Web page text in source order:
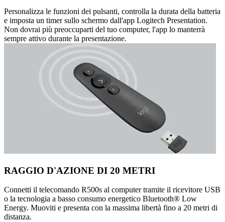
Personalizza le funzioni dei pulsanti, controlla la durata della batteria
e imposta un timer sullo schermo dall'app Logitech Presentation.
Non dovrai più preoccuparti del tuo computer, l'app lo manterrà
sempre attivo durante la presentazione.
RAGGIO D'AZIONE DI 20 METRI
Connetti il telecomando R500s al computer tramite il ricevitore USB
o la tecnologia a basso consumo energetico Bluetooth® Low
Energy. Muoviti e presenta con la massima libertà fino a 20 metri di
distanza.